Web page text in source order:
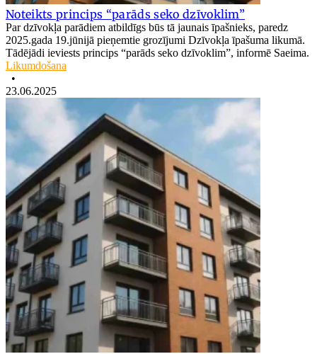
Noteikts princips “parāds seko dzīvoklim”
Par dzīvokļa parādiem atbildīgs būs tā jaunais īpašnieks, paredz
2025.gada 19.jūnijā pieņemtie grozījumi Dzīvokļa īpašuma likumā.
Tādējādi ieviests princips “parāds seko dzīvoklim”, informē Saeima.
Likumdošana
•
23.06.2025